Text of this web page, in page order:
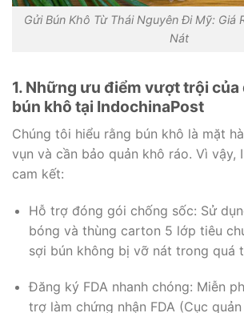
Gửi Bún Khô Từ Thái Nguyên Đi Mỹ: Giá
Nát
1. Những ưu điểm vượt trội
bún khô tại IndochinaPost
Chúng tôi hiểu rằng bún khô là mặt
vụn và cần bảo quản khô ráo. Vì vậy,
cam kết:
Hỗ trợ đóng gói chống sốc: Sử
bóng và thùng carton 5 lớp tiêu
sợi bún không bị vỡ nát trong quá
Đăng ký FDA nhanh chóng: Miễn
trợ làm chứng nhận FDA (Cục